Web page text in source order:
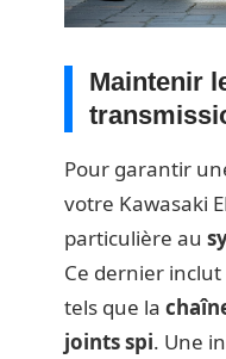
Maintenir
Pour garantir
votre Kawasaki
particulière au
Ce dernier
tels que la
joints spi. Une